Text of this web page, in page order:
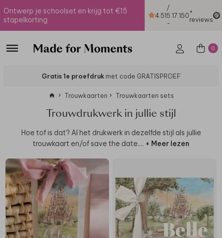
Ontwerp je schoolset en krijg tot €15
stapelkorting
4.51
/
5
-
17.150+
reviews
0
Gratis 1e proefdrukmet code GRATISPROEF
Trouwkaarten Trouwkaarten sets
Trouwdrukwerk in jullie stijl
Hoe tof is dat? Al het drukwerk in dezelfde stijl als jullie
trouwkaart en/of save the date.... + Meer lezen